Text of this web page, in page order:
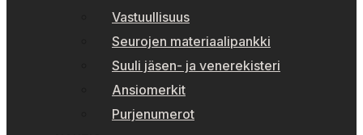
Vastuullisuus
Seurojen materiaalipankki
Suuli jäsen- ja venerekisteri
Ansiomerkit
Purjenumerot